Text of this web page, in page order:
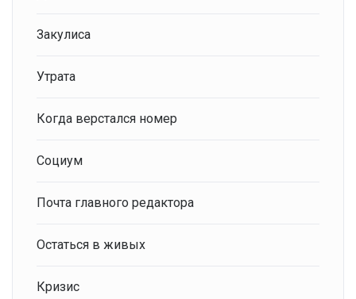
Закулиса
Утрата
Когда верстался номер
Социум
Почта главного редактора
Остаться в живых
Кризис